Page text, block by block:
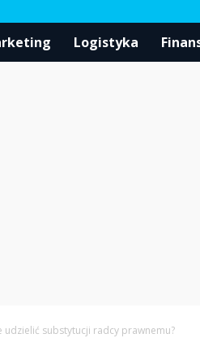
Logistyka
udzielić substytucji radcy prawnemu?